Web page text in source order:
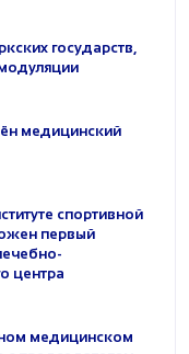
государств,
медицинский
спортивной
первый
центра
медицинском